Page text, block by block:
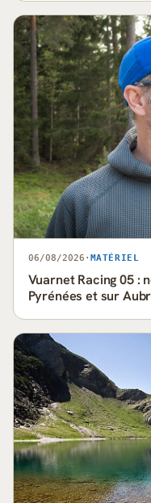
06/08/2026 · MATÉRIEL
Vuarnet Racing 05 :
Pyrénées et sur